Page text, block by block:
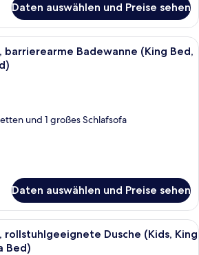
Daten auswählen und Preise sehen
Ein Schlafraum mit Etagenbetten,
barrierearme Badewanne (King Bed,
und 1 großes Schlafsofa
Daten auswählen und Preise sehen
Ein Hotelzimmer mit Etagenbett,
rollstuhlgeeignete Dusche (Kids, King
Bed)